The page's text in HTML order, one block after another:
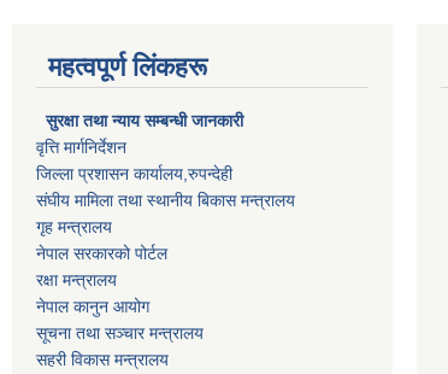
महत्वपूर्ण लिंकहरू
सुरक्षा तथा न्याय सम्बन्धी जानकारी
वृत्ति मार्गनिर्देशन
जिल्ला प्रशासन कार्यालय,रुपन्देही
संघीय मामिला तथा स्थानीय बिकास मन्त्रालय
गृह मन्त्रालय
नेपाल सरकारको पोर्टल
रक्षा मन्त्रालय
नेपाल कानुन आयोग
सूचना तथा सञ्चार मन्त्रालय
सहरी विकास मन्त्रालय